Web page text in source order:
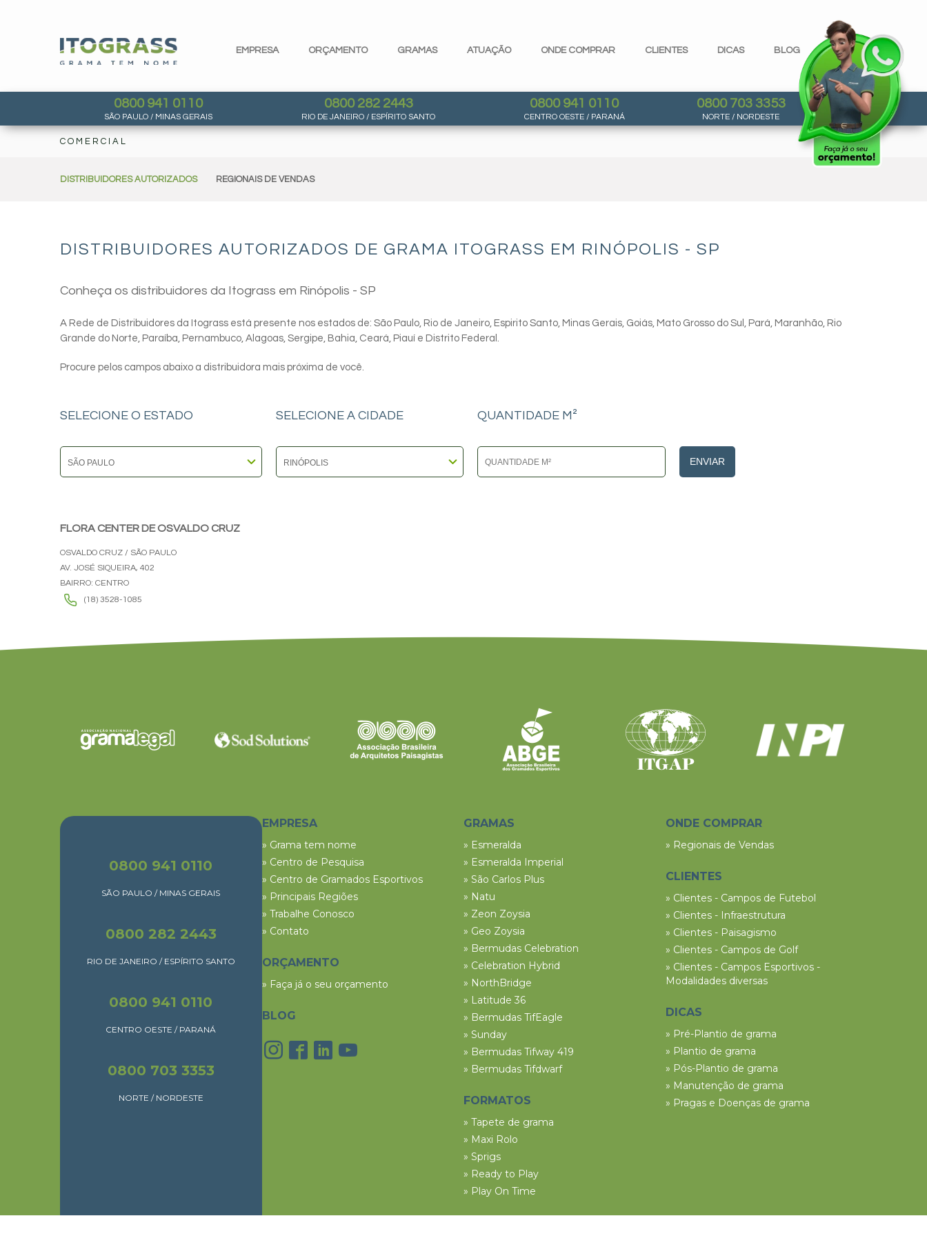
EMPRESA ORÇAMENTO GRAMAS ATUAÇÃO ONDE COMPRAR CLIENTES DICAS BLOG
0800 941 0110
SÃO PAULO / MINAS GERAIS
0800 282 2443
RIO DE JANEIRO / ESPÍRITO SANTO
0800 941 0110
CENTRO OESTE / PARANÁ
0800 703 3353
NORTE / NORDESTE
COMERCIAL
DISTRIBUIDORES AUTORIZADOS REGIONAIS DE VENDAS
DISTRIBUIDORES AUTORIZADOS DE GRAMA ITOGRASS EM RINÓPOLIS - SP
Conheça os distribuidores da Itograss em Rinópolis - SP
A Rede de Distribuidores da Itograss está presente nos estados de: São Paulo, Rio de Janeiro, Espirito Santo, Minas Gerais, Goiás, Mato Grosso do Sul, Pará, Maranhão, Rio
Grande do Norte, Paraíba, Pernambuco, Alagoas, Sergipe, Bahia, Ceará, Piauí e Distrito Federal.
Procure pelos campos abaixo a distribuidora mais próxima de você.
SELECIONE O ESTADO SELECIONE A CIDADE QUANTIDADE M²
ENVIAR
FLORA CENTER DE OSVALDO CRUZ
OSVALDO CRUZ / SÃO PAULO
AV. JOSÉ SIQUEIRA, 402
BAIRRO: CENTRO
(18) 3528-1085
0800 941 0110
SÃO PAULO / MINAS GERAIS
0800 282 2443
RIO DE JANEIRO / ESPÍRITO SANTO
0800 941 0110
CENTRO OESTE / PARANÁ
0800 703 3353
NORTE / NORDESTE
EMPRESA
» Grama tem nome
» Centro de Pesquisa
» Centro de Gramados Esportivos
» Principais Regiões
» Trabalhe Conosco
» Contato
ORÇAMENTO
» Faça já o seu orçamento
BLOG
GRAMAS
» Esmeralda
» Esmeralda Imperial
» São Carlos Plus
» Natu
» Zeon Zoysia
» Geo Zoysia
» Bermudas Celebration
» Celebration Hybrid
» NorthBridge
» Latitude 36
» Bermudas TifEagle
» Sunday
» Bermudas Tifway 419
» Bermudas Tifdwarf
FORMATOS
» Tapete de grama
» Maxi Rolo
» Sprigs
» Ready to Play
» Play On Time
ONDE COMPRAR
» Regionais de Vendas
CLIENTES
» Clientes - Campos de Futebol
» Clientes - Infraestrutura
» Clientes - Paisagismo
» Clientes - Campos de Golf
» Clientes - Campos Esportivos -
Modalidades diversas
DICAS
» Pré-Plantio de grama
» Plantio de grama
» Pós-Plantio de grama
» Manutenção de grama
» Pragas e Doenças de grama